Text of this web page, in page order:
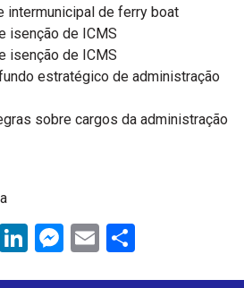
intermunicipal de ferry boat
isenção de ICMS
isenção de ICMS
estratégico de administração
sobre cargos da administração
Telegram
LinkedIn
Messenger
Email